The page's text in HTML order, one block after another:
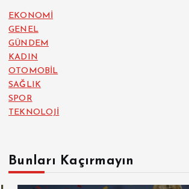
EKONOMİ
GENEL
GÜNDEM
KADIN
OTOMOBİL
SAĞLIK
SPOR
TEKNOLOJİ
Bunları Kaçırmayın